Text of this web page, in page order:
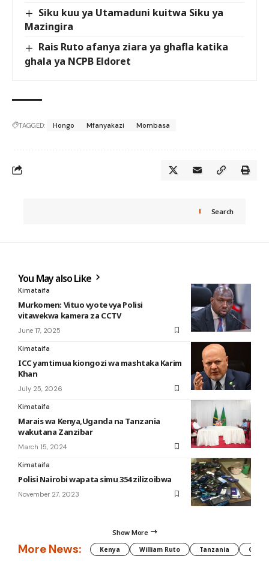
Siku kuu ya Utamaduni kuitwa Siku ya
Mazingira
Rais Ruto afanya ziara ya ghafla katika
ghala ya NCPB Eldoret
TAGGED: Hongo Mfanyakazi Mombasa
Search
You May also Like
Kimataifa
Murkomen: Vituo vyote vya Polisi
vitawekwa kamera za CCTV
June 17, 2025
Kimataifa
ICC yamtimua kiongozi wa mashtaka Karim
Khan
July 25, 2026
Kimataifa
Marais wa Kenya,Uganda na Tanzania
wakutana Zanzibar
March 15, 2024
Kimataifa
Polisi Nairobi wapata simu 354 zilizoibwa
November 27, 2023
Show More
More News: Kenya William Ruto Tanzania CAF